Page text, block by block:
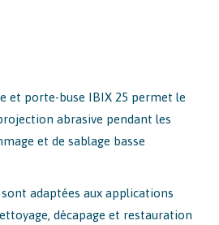
et porte-buse IBIX 25 permet le
abrasive pendant les
et de sablage basse
adaptées aux applications
décapage et restauration